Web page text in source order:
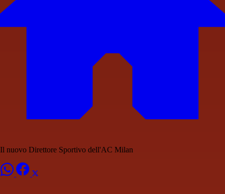
Il nuovo Direttore Sportivo dell'AC Milan